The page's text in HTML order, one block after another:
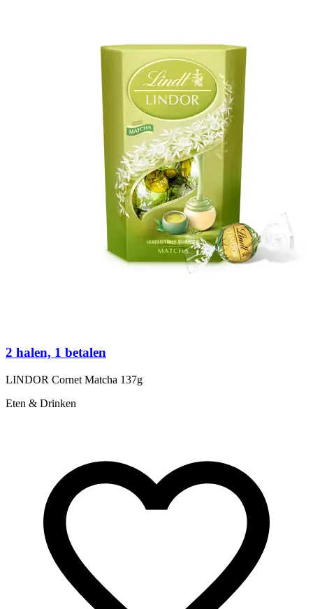
2 halen, 1 betalen
LINDOR Cornet Matcha 137g
Eten & Drinken